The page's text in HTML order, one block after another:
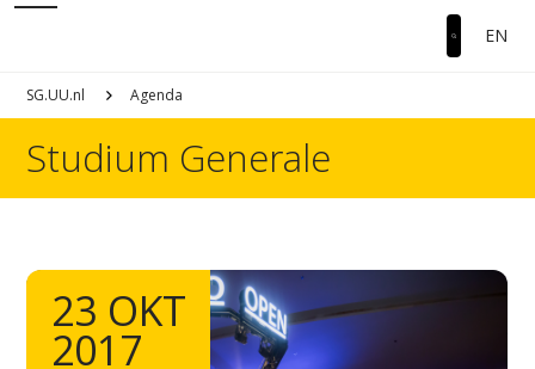
EN
SG.UU.nl Agenda
Studium Generale
23 OKT
2017